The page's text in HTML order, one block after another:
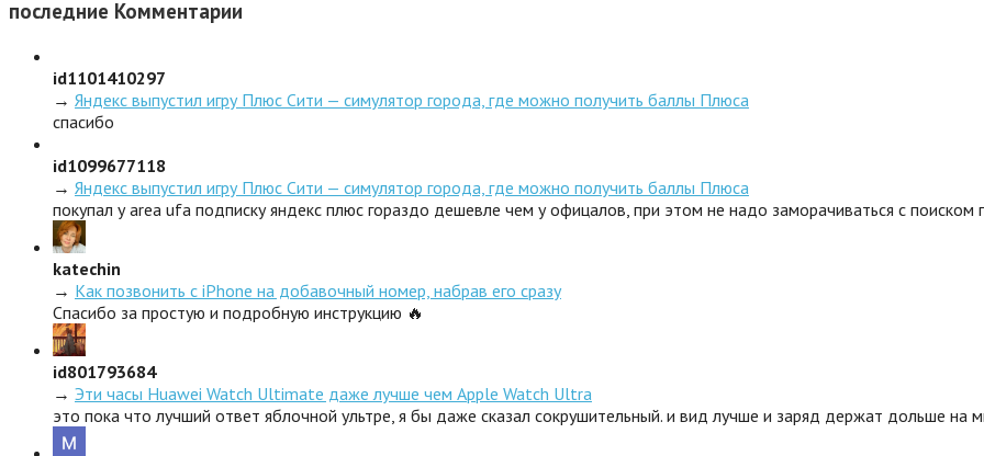
последние Комментарии
id1101410297
→ Яндекс выпустил игру Плюс Сити — симулятор города, где можно получить баллы Плюса
спасибо
id1099677118
→ Яндекс выпустил игру Плюс Сити — симулятор города, где можно получить баллы Плюса
покупал у area ufa подписку яндекс плюс гораздо дешевле чем у офицалов, при этом не надо заморачиваться с поиском
katechin
→ Как позвонить с iPhone на добавочный номер, набрав его сразу
Спасибо за простую и подробную инструкцию 🔥
id801793684
→ Эти часы Huawei Watch Ultimate даже лучше чем Apple Watch Ultra
это пока что лучший ответ яблочной ультре, я бы даже сказал сокрушительный. и вид лучше и заряд держат дольше на